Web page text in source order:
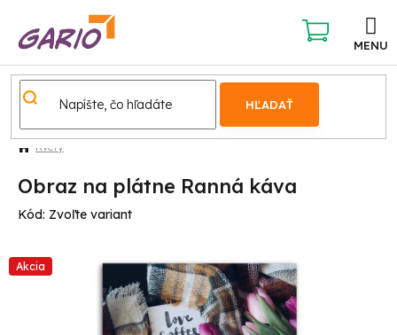
obsah
HĽADAŤ
NÁKUPNÝ
KOŠÍK
Kvety
Obraz na plátne Ranná káva
Kód: Zvoľte variant
Akcia